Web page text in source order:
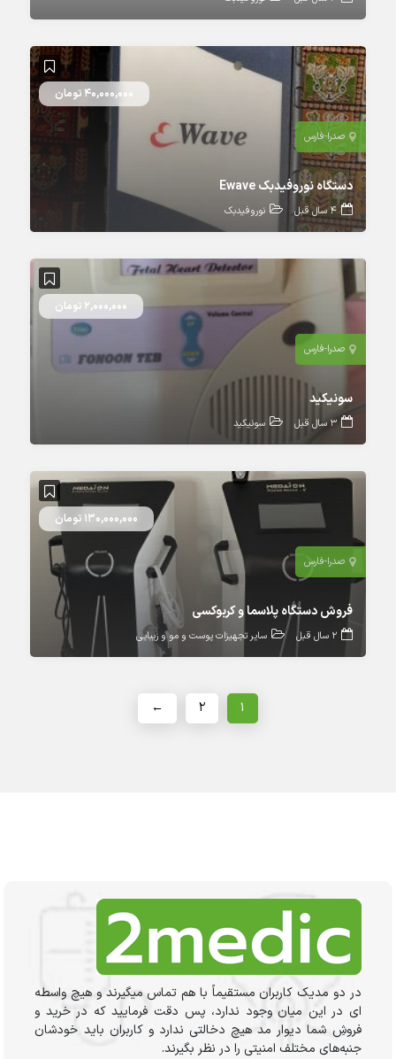
صدرا-فارس
40,000,000 تومان
دستگاه نوروفیدبک Ewave
4 سال قبل نوروفیدبک
صدرا-فارس
2,000,000 تومان
سونیکید
3 سال قبل سونیکید
صدرا-فارس
130,000,000 تومان
فروش دستگاه پلاسما و کربوکسی
2 سال قبل سایر تجهیزات پوست و مو و زیبایی
۱ ۲ ←
در دو مدیک کاربران مستقیماً با هم تماس میگیرند و هیچ واسطه
ای در این میان وجود ندارد، پس دقت فرمایید که در خرید و
فروشِ شما دیوار مد هیچ دخالتی ندارد و کاربران باید خودشان
جنبه‌های مختلف امنیتی را در نظر بگیرند.